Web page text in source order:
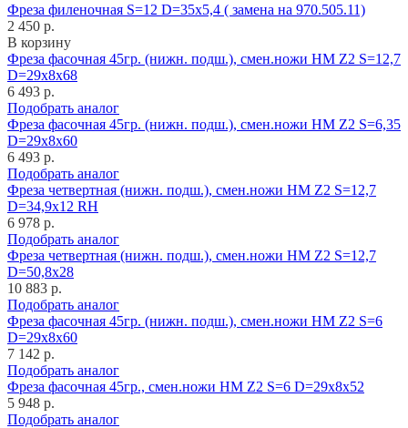
Фреза филеночная S=12 D=35x5,4 ( замена на 970.505.11)
2 450 р.
В корзину
Фреза фасочная 45гр. (нижн. подш.), смен.ножи HM Z2 S=12,7
D=29x8x68
6 493 р.
Подобрать аналог
Фреза фасочная 45гр. (нижн. подш.), смен.ножи HM Z2 S=6,35
D=29x8x60
6 493 р.
Подобрать аналог
Фреза четвертная (нижн. подш.), смен.ножи HM Z2 S=12,7
D=34,9x12 RH
6 978 р.
Подобрать аналог
Фреза четвертная (нижн. подш.), смен.ножи HM Z2 S=12,7
D=50,8x28
10 883 р.
Подобрать аналог
Фреза фасочная 45гр. (нижн. подш.), смен.ножи HM Z2 S=6
D=29x8x60
7 142 р.
Подобрать аналог
Фреза фасочная 45гр., смен.ножи HM Z2 S=6 D=29x8x52
5 948 р.
Подобрать аналог